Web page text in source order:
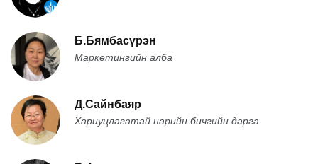
Б.Бямбасүрэн
Маркетингийн алба
Д.Сайнбаяр
Хариуцлагатай нарийн бичгийн дарга